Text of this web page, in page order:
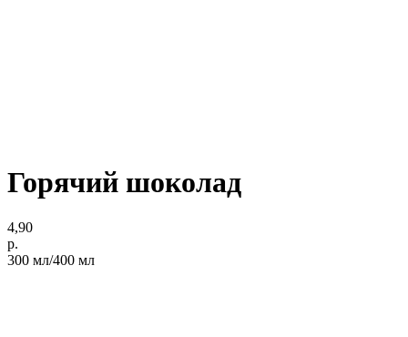
Горячий шоколад
4,90
р.
300 мл/400 мл